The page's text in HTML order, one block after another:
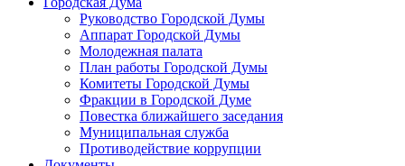
Руководство Городской Думы
Аппарат Городской Думы
Молодежная палата
План работы Городской Думы
Комитеты Городской Думы
Фракции в Городской Думе
Повестка ближайшего заседания
Муниципальная служба
Противодействие коррупции